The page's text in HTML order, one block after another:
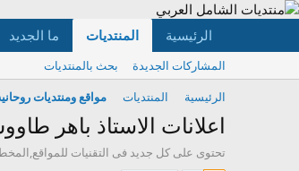
الرئيسية المنتديات ما الجديد
المشاركات الجديدة
بحث بالمنتديات
الرئيسية
المنتديات مواقع ومنتديات
اعلانات الاستاذ باهر
تحتوى على كل جديد فى التقنيات